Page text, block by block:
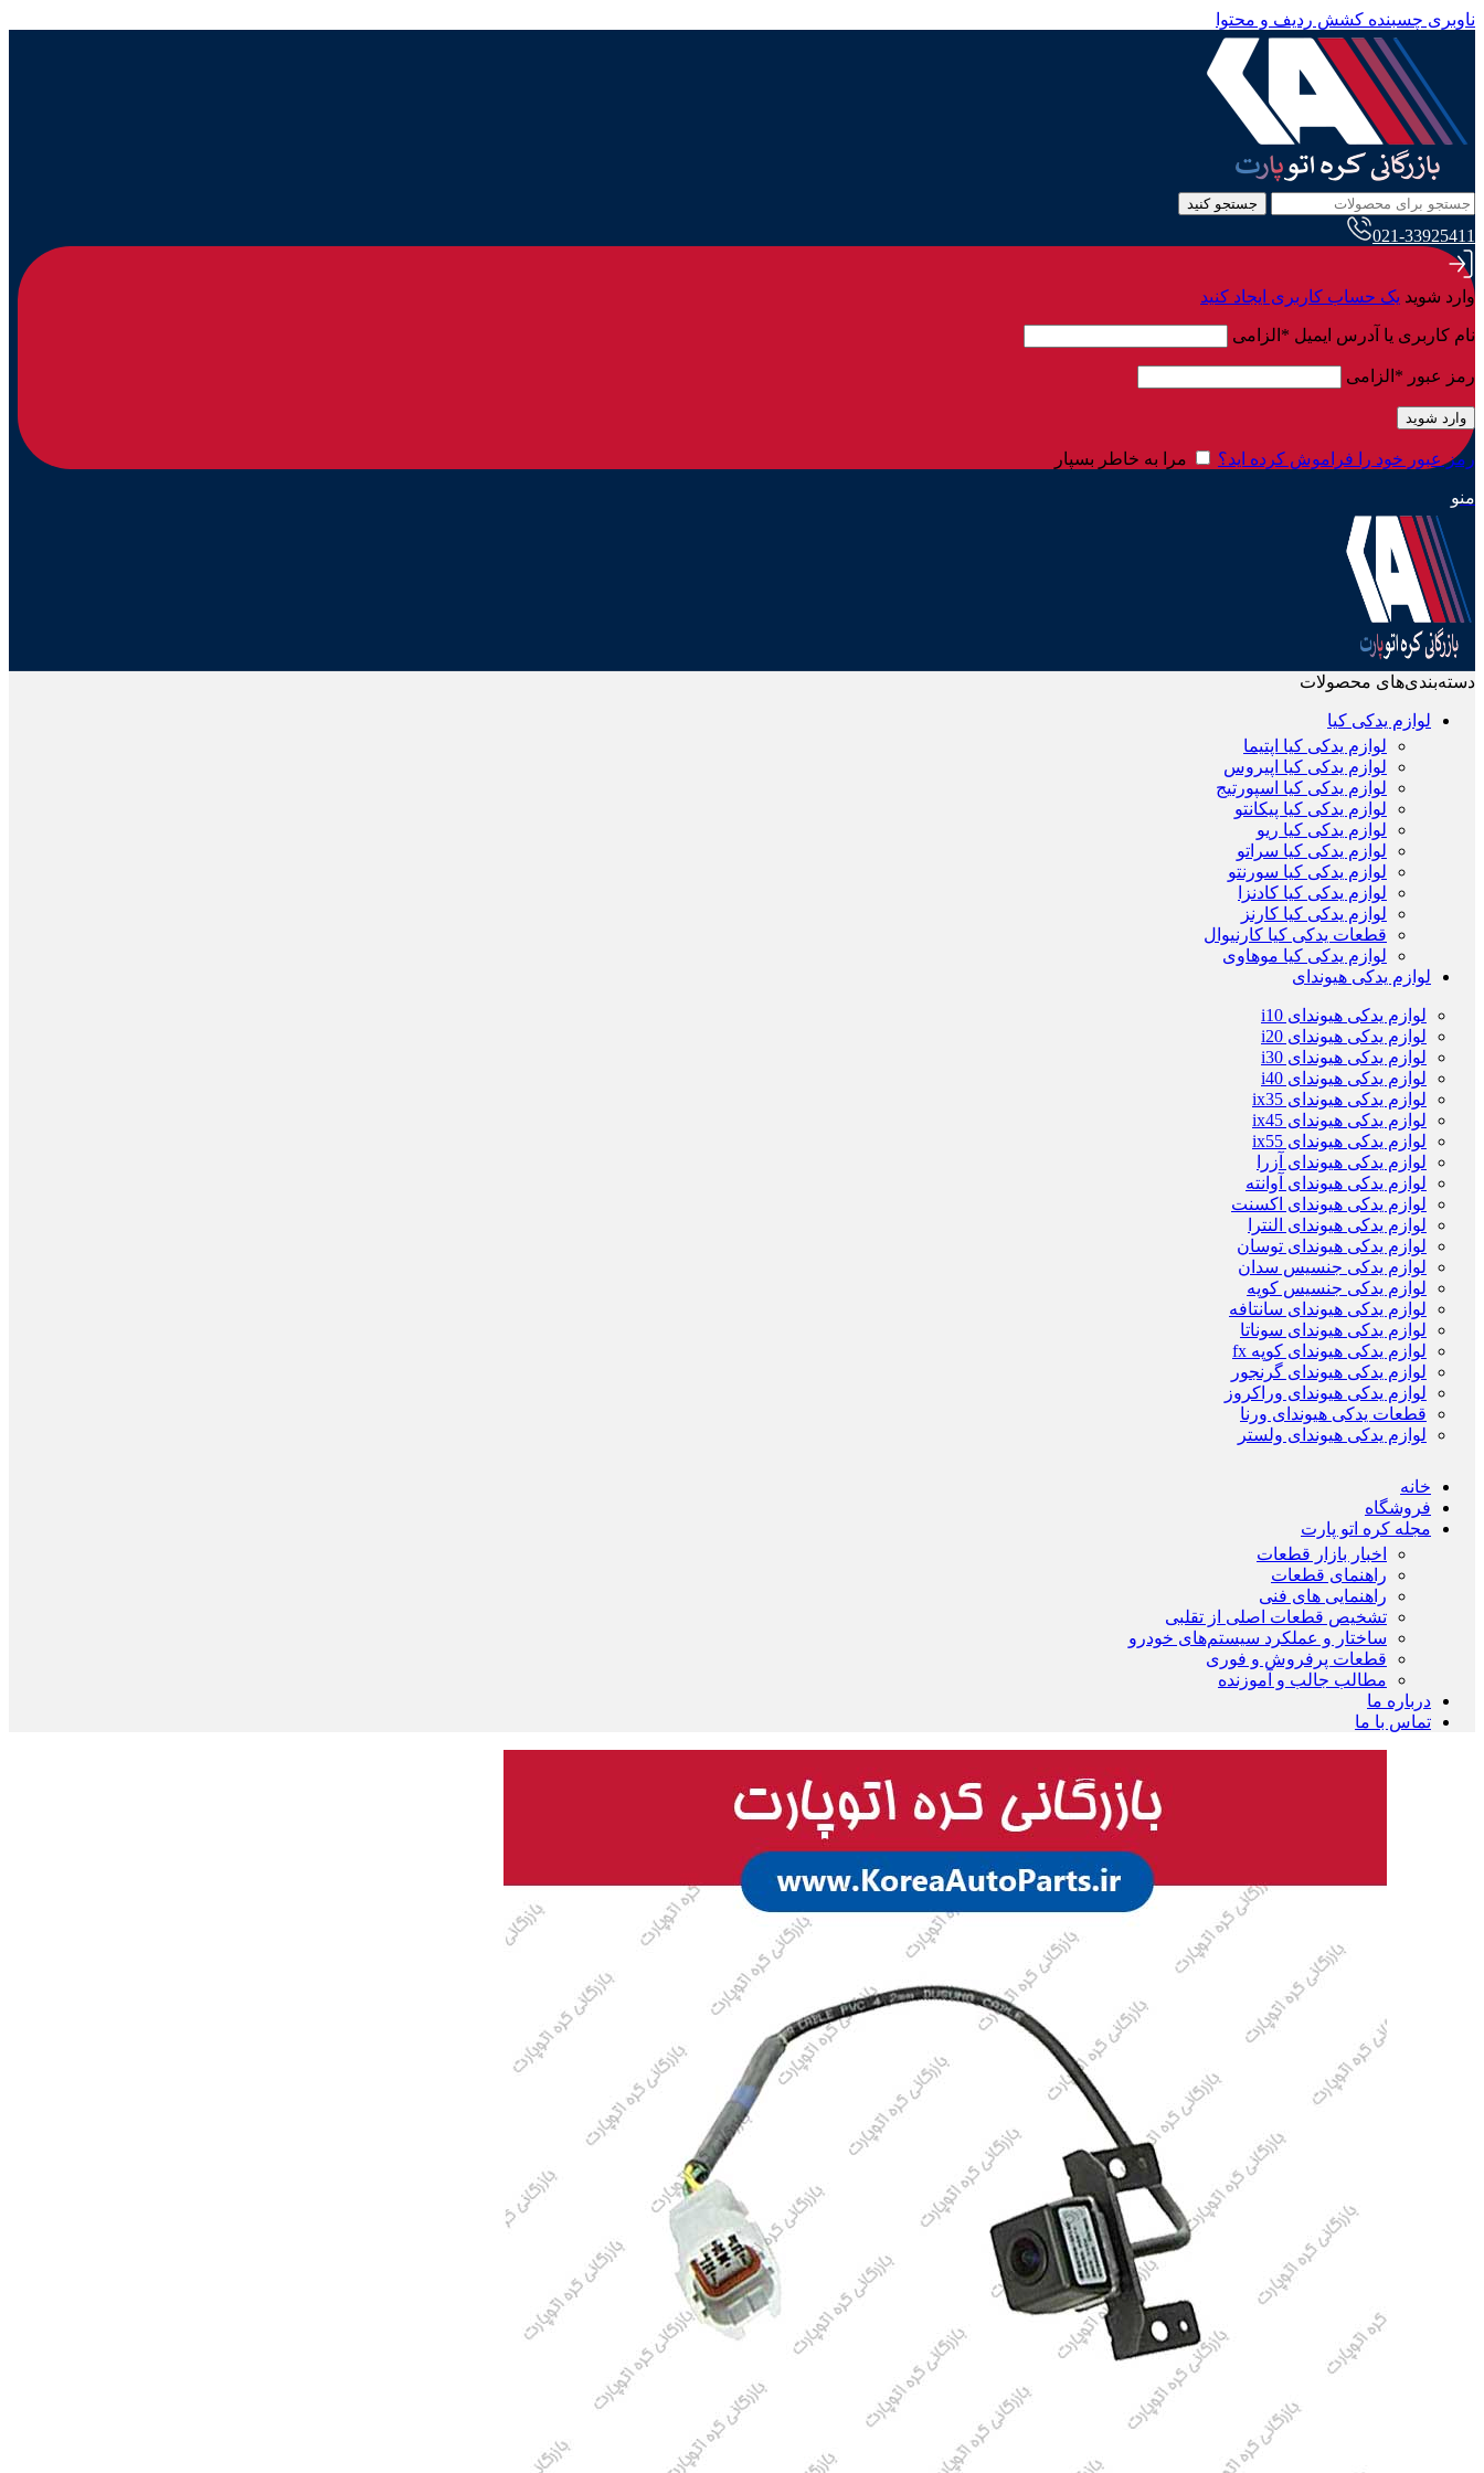
ناوبری چسبنده کشش ردیف و محتوا
جستجو کنید
021-33925411
وارد شوید یک حساب کاربری ایجاد کنید
نام کاربری یا آدرس ایمیل * الزامی
رمز عبور * الزامی
وارد شوید
رمز عبور خود را فراموش کرده اید؟ مرا به خاطر بسپار
منو
دسته‌بندی‌های محصولات
لوازم یدکی کیا
لوازم یدکی کیا اپتیما
لوازم یدکی کیا اپیروس
لوازم یدکی کیا اسپورتیج
لوازم یدکی کیا پیکانتو
لوازم یدکی کیا ریو
لوازم یدکی کیا سراتو
لوازم یدکی کیا سورنتو
لوازم یدکی کیا کادنزا
لوازم یدکی کیا کارنز
قطعات یدکی کیا کارنیوال
لوازم یدکی کیا موهاوی
لوازم یدکی هیوندای
لوازم یدکی هیوندای i10
لوازم یدکی هیوندای i20
لوازم یدکی هیوندای i30
لوازم یدکی هیوندای i40
لوازم یدکی هیوندای ix35
لوازم یدکی هیوندای ix45
لوازم یدکی هیوندای ix55
لوازم یدکی هیوندای آزرا
لوازم یدکی هیوندای آوانته
لوازم یدکی هیوندای اکسنت
لوازم یدکی هیوندای النترا
لوازم یدکی هیوندای توسان
لوازم یدکی جنسیس سدان
لوازم یدکی جنسیس کوپه
لوازم یدکی هیوندای سانتافه
لوازم یدکی هیوندای سوناتا
لوازم یدکی هیوندای کوپه fx
لوازم یدکی هیوندای گرنجور
لوازم یدکی هیوندای وراکروز
قطعات یدکی هیوندای ورنا
لوازم یدکی هیوندای ولستر
خانه
فروشگاه
مجله کره اتو پارت
اخبار بازار قطعات
راهنمای قطعات
راهنمایی های فنی
تشخیص قطعات اصلی از تقلبی
ساختار و عملکرد سیستم‌های خودرو
قطعات پرفروش و فوری
مطالب جالب و آموزنده
درباره ما
تماس با ما